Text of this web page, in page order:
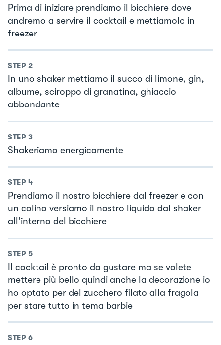
Prima di iniziare prendiamo il bicchiere dove
andremo a servire il cocktail e mettiamolo in
freezer
STEP 2
In uno shaker mettiamo il succo di limone, gin,
albume, sciroppo di granatina, ghiaccio
abbondante
STEP 3
Shakeriamo energicamente
STEP 4
Prendiamo il nostro bicchiere dal freezer e con
un colino versiamo il nostro liquido dal shaker
all’interno del bicchiere
STEP 5
Il cocktail è pronto da gustare ma se volete
mettere più bello quindi anche la decorazione io
ho optato per del zucchero filato alla fragola
per stare tutto in tema barbie
STEP 6